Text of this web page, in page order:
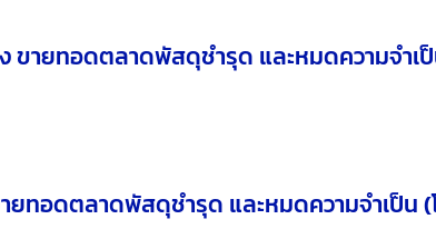
ายทอดตลาดพัสดุชำรุด และหมดความจำเ
ทอดตลาดพัสดุชำรุด และหมดความจำเป็น